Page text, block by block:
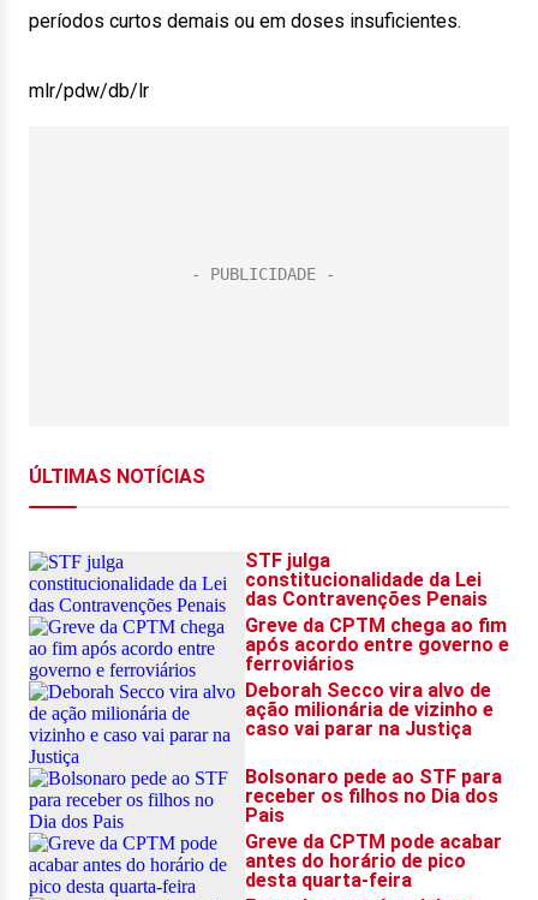
períodos curtos demais ou em doses insuficientes.
mlr/pdw/db/lr